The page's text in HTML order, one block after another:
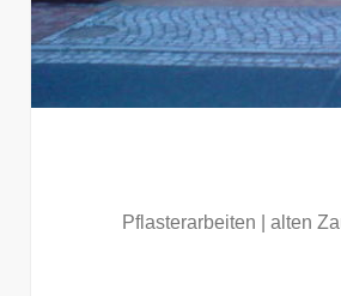
Pflasterarbeiten | alten